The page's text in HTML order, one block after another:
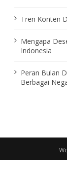
Tren Konten
Mengapa
Indonesia
Peran Bulan
Berbagai